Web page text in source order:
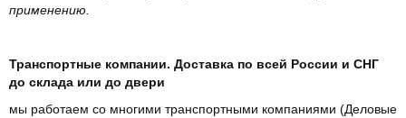
применению.
Транспортные компании. Доставка по всей России и СНГ
до склада или до двери
мы работаем со многими транспортными компаниями (Деловые